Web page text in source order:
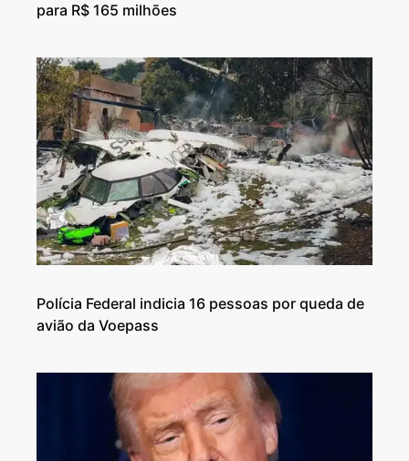
para R$ 165 milhões
Polícia Federal indicia 16 pessoas por queda de
avião da Voepass